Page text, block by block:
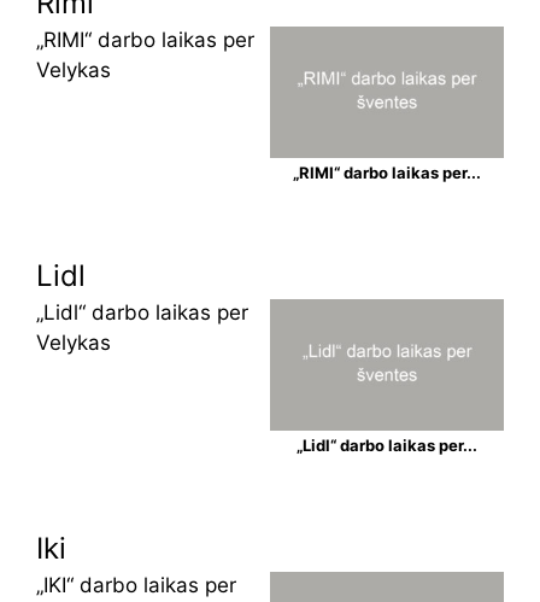
„RIMI“ darbo laikas per
Velykas
„RIMI“ darbo laikas per...
Lidl
„Lidl“ darbo laikas per
Velykas
„Lidl“ darbo laikas per...
Iki
„IKI“ darbo laikas per